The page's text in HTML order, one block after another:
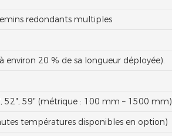
redondants multiples
environ 20 % de sa longueur déployée).
52″, 59″ (métrique : 100 mm – 1500 mm)
températures disponibles en option)